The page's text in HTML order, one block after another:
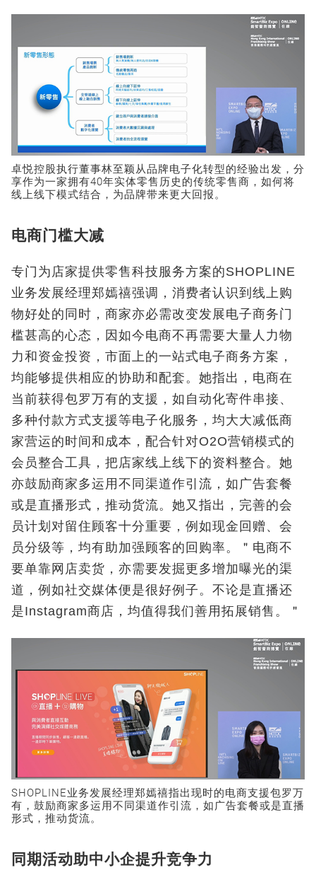
卓悦控股执行董事林至颖从品牌电子化转型的经验出发，分
享作为一家拥有40年实体零售历史的传统零售商，如何将
线上线下模式结合，为品牌带来更大回报。
电商门槛大减
专门为店家提供零售科技服务方案的SHOPLINE
业务发展经理郑嫣禧强调，消费者认识到线上购
物好处的同时，商家亦必需改变发展电子商务门
槛甚高的心态，因如今电商不再需要大量人力物
力和资金投资，市面上的一站式电子商务方案，
均能够提供相应的协助和配套。她指出，电商在
当前获得包罗万有的支援，如自动化寄件串接、
多种付款方式支援等电子化服务，均大大减低商
家营运的时间和成本，配合针对O2O营销模式的
会员整合工具，把店家线上线下的资料整合。她
亦鼓励商家多运用不同渠道作引流，如广告套餐
或是直播形式，推动货流。她又指出，完善的会
员计划对留住顾客十分重要，例如现金回赠、会
员分级等，均有助加强顾客的回购率。＂电商不
要单靠网店卖货，亦需要发掘更多增加曝光的渠
道，例如社交媒体便是很好例子。不论是直播还
是Instagram商店，均值得我们善用拓展销售。＂
SHOPLINE业务发展经理郑嫣禧指出现时的电商支援包罗万
有，鼓励商家多运用不同渠道作引流，如广告套餐或是直播
形式，推动货流。
同期活动助中小企提升竞争力